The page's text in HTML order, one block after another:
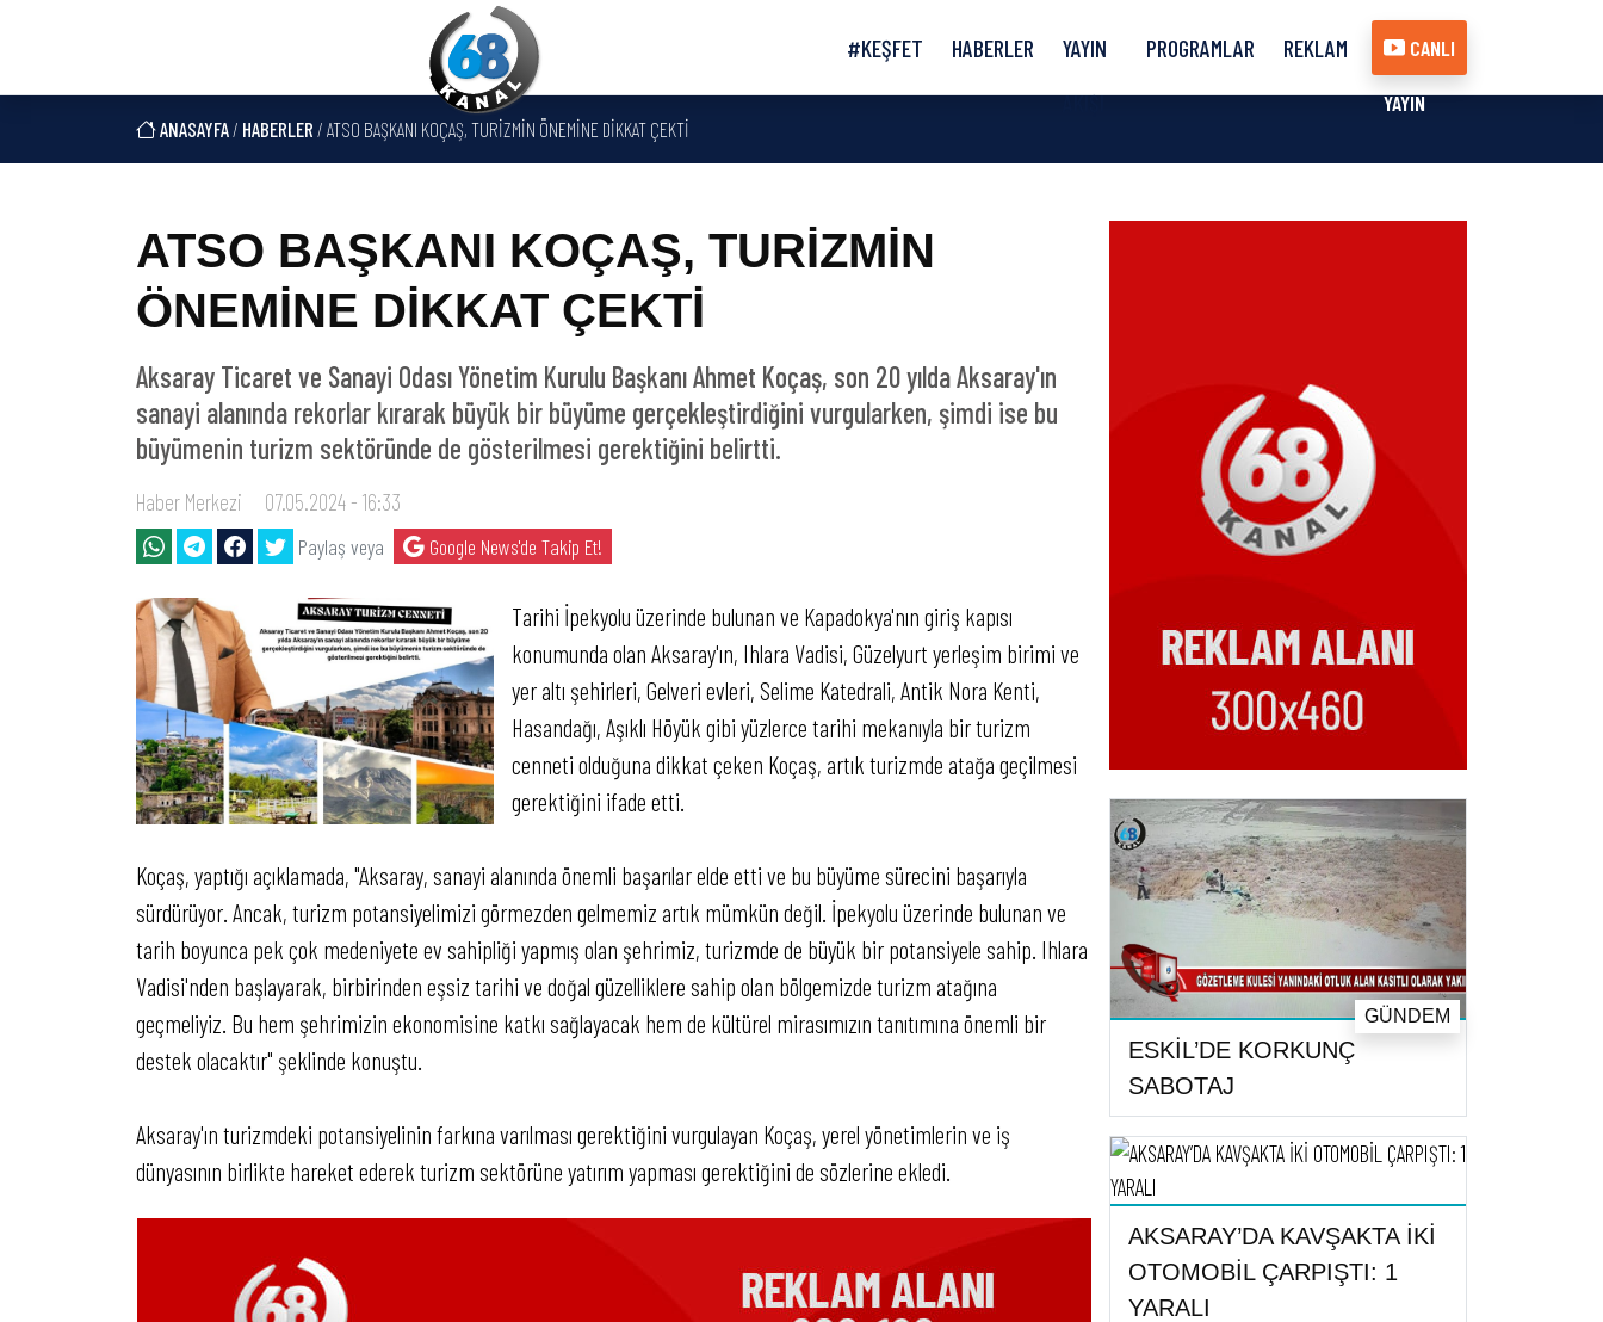
#KEŞFET HABERLER
YAYIN
AKIŞI
PROGRAMLAR REKLAM CANLI
YAYIN
ANASAYFA/ HABERLER / ATSO BAŞKANI KOÇAŞ, TURİZMİN ÖNEMİNE DİKKAT ÇEKTİ
ATSO BAŞKANI KOÇAŞ, TURİZMİN
ÖNEMİNE DİKKAT ÇEKTİ
Aksaray Ticaret ve Sanayi Odası Yönetim Kurulu Başkanı Ahmet Koçaş, son 20 yılda Aksaray'ın
sanayi alanında rekorlar kırarak büyük bir büyüme gerçekleştirdiğini vurgularken, şimdi ise bu
büyümenin turizm sektöründe de gösterilmesi gerektiğini belirtti.
Haber Merkezi 07.05.2024 - 16:33
Paylaş veya Google News'de Takip Et!
Tarihi İpekyolu üzerinde bulunan ve Kapadokya'nın giriş kapısı
konumunda olan Aksaray'ın, Ihlara Vadisi, Güzelyurt yerleşim birimi ve
yer altı şehirleri, Gelveri evleri, Selime Katedrali, Antik Nora Kenti,
Hasandağı, Aşıklı Höyük gibi yüzlerce tarihi mekanıyla bir turizm
cenneti olduğuna dikkat çeken Koçaş, artık turizmde atağa geçilmesi
gerektiğini ifade etti.
Koçaş, yaptığı açıklamada, "Aksaray, sanayi alanında önemli başarılar elde etti ve bu büyüme sürecini başarıyla
sürdürüyor. Ancak, turizm potansiyelimizi görmezden gelmemiz artık mümkün değil. İpekyolu üzerinde bulunan ve
tarih boyunca pek çok medeniyete ev sahipliği yapmış olan şehrimiz, turizmde de büyük bir potansiyele sahip. Ihlara
Vadisi'nden başlayarak, birbirinden eşsiz tarihi ve doğal güzelliklere sahip olan bölgemizde turizm atağına
geçmeliyiz. Bu hem şehrimizin ekonomisine katkı sağlayacak hem de kültürel mirasımızın tanıtımına önemli bir
destek olacaktır" şeklinde konuştu.
Aksaray'ın turizmdeki potansiyelinin farkına varılması gerektiğini vurgulayan Koçaş, yerel yönetimlerin ve iş
dünyasının birlikte hareket ederek turizm sektörüne yatırım yapması gerektiğini de sözlerine ekledi.
ESKİL’DE KORKUNÇ
SABOTAJ
GÜNDEM
AKSARAY’DA KAVŞAKTA İKİ
OTOMOBİL ÇARPIŞTI: 1
YARALI